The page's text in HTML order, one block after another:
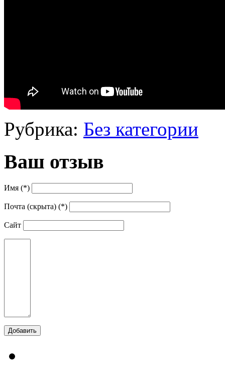
Рубрика: Без категории
Ваш отзыв
Имя (*)
Почта (скрыта) (*)
Сайт